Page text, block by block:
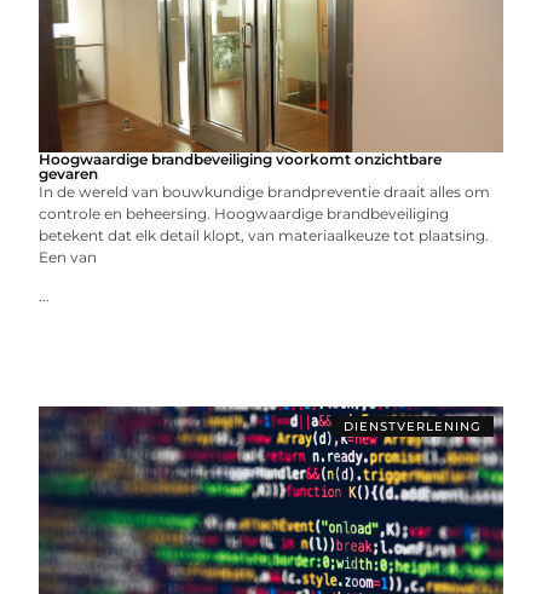
Hoogwaardige brandbeveiliging voorkomt onzichtbare
gevaren
In de wereld van bouwkundige brandpreventie draait alles om
controle en beheersing. Hoogwaardige brandbeveiliging
betekent dat elk detail klopt, van materiaalkeuze tot plaatsing.
Een van
...
DIENSTVERLENING